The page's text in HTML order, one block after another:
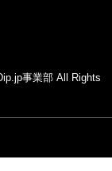
事業部 All Rights